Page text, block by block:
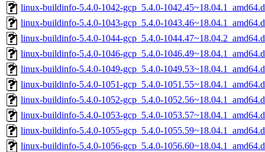
linux-buildinfo-5.4.0-1042-gcp_5.4.0-
linux-buildinfo-5.4.0-1043-gcp_5.4.0-
linux-buildinfo-5.4.0-1044-gcp_5.4.0-
linux-buildinfo-5.4.0-1046-gcp_5.4.0-
linux-buildinfo-5.4.0-1049-gcp_5.4.0-
linux-buildinfo-5.4.0-1051-gcp_5.4.0-
linux-buildinfo-5.4.0-1052-gcp_5.4.0-
linux-buildinfo-5.4.0-1053-gcp_5.4.0-
linux-buildinfo-5.4.0-1055-gcp_5.4.0-
linux-buildinfo-5.4.0-1056-gcp_5.4.0-